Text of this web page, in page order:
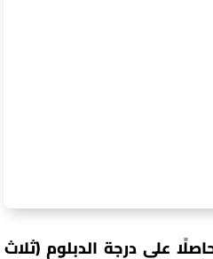
على درجة الدبلوم (ثلاث